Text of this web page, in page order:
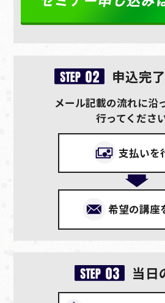
申込完
メール記載の流れに沿
行ってください
支払いを
希望の講座
当日